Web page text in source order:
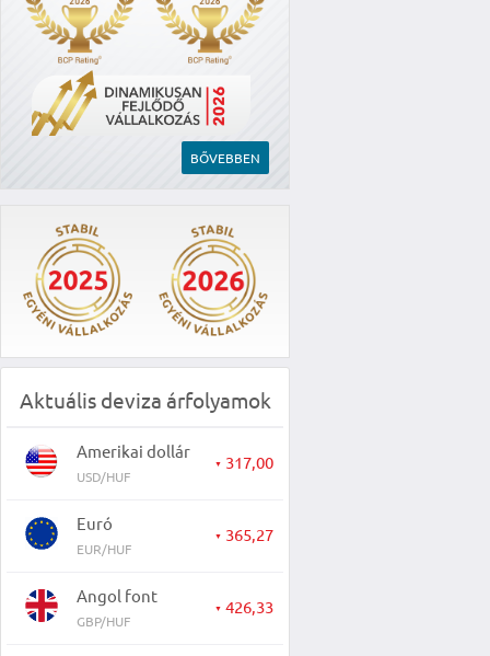
BŐVEBBEN
Aktuális deviza árfolyamok
Amerikai dollár
USD/HUF
▼ 317,00
Euró
EUR/HUF
▼ 365,27
Angol font
GBP/HUF
▼ 426,33